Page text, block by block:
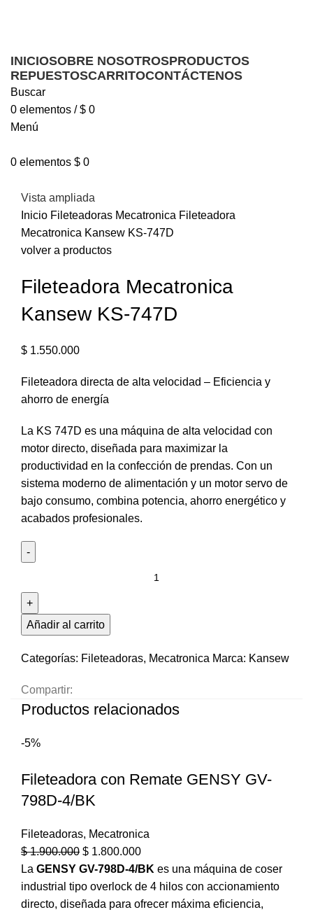
INICIOSOBRE NOSOTROSPRODUCTOS
REPUESTOSCARRITOCONTÁCTENOS
Buscar
0 elementos / $ 0
Menú
0 elementos $ 0
Vista ampliada
Inicio Fileteadoras Mecatronica Fileteadora
Mecatronica Kansew KS-747D
volver a productos
Fileteadora Mecatronica
Kansew KS-747D
$ 1.550.000
Fileteadora directa de alta velocidad – Eficiencia y
ahorro de energía
La KS 747D es una máquina de alta velocidad con
motor directo, diseñada para maximizar la
productividad en la confección de prendas. Con un
sistema moderno de alimentación y un motor servo de
bajo consumo, combina potencia, ahorro energético y
acabados profesionales.
Añadir al carrito
Categorías: Fileteadoras, Mecatronica Marca: Kansew
Compartir:
Productos relacionados
-5%
Fileteadora con Remate GENSY GV-
798D-4/BK
Fileteadoras, Mecatronica
$1.900.000 $ 1.800.000
La GENSY GV-798D-4/BK es una máquina de coser
industrial tipo overlock de 4 hilos con accionamiento
directo, diseñada para ofrecer máxima eficiencia,